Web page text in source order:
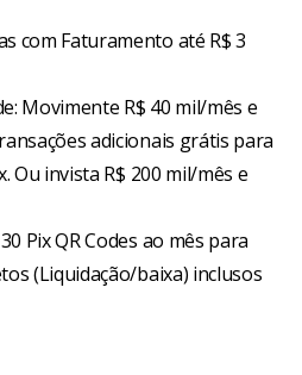
com Faturamento até R$ 3
Movimente R$ 40 mil/mês e
adicionais grátis para
Ou invista R$ 200 mil/mês e
Pix QR Codes ao mês para
(Liquidação/baixa) inclusos